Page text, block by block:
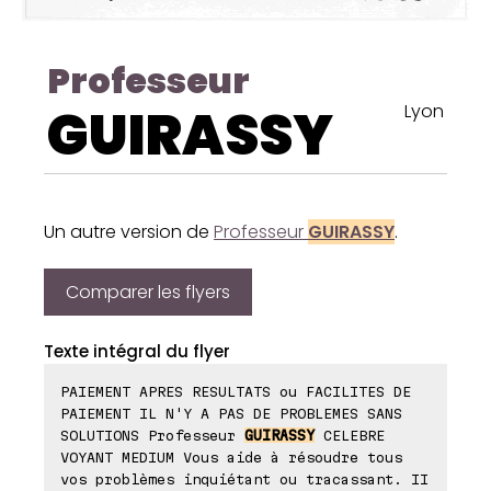
Professeur
GUIRASSY Lyon
Un autre version de Professeur GUIRASSY.
Comparer les flyers
Texte intégral du flyer
PAIEMENT APRES RESULTATS ou FACILITES DE
PAIEMENT IL N'Y A PAS DE PROBLEMES SANS
SOLUTIONS Professeur GUIRASSYCELEBRE
VOYANT MEDIUM Vous aide à résoudre tous
vos problèmes inquiétant ou tracassant. II